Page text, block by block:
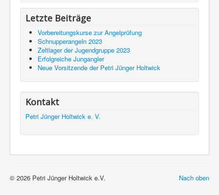
Letzte Beiträge
Vorbereitungskurse zur Angelprüfung
Schnupperangeln 2023
Zeltlager der Jugendgruppe 2023
Erfolgreiche Jungangler
Neue Vorsitzende der Petri Jünger Holtwick
Kontakt
Petri Jünger Holtwick e. V.
Nach oben
© 2026 Petri Jünger Holtwick e.V.